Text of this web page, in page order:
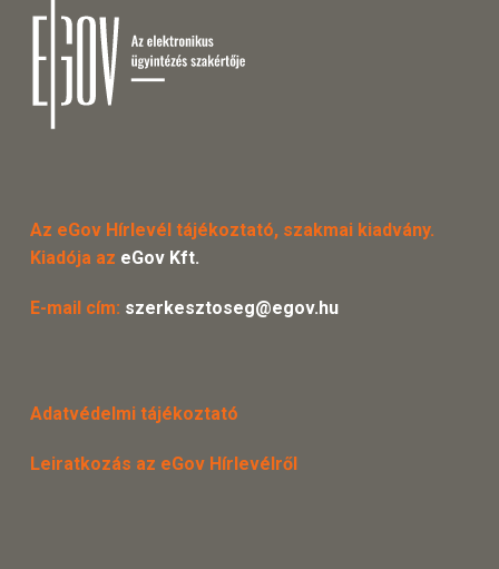
Az eGov Hírlevél tájékoztató, szakmai kiadvány.
Kiadója az eGov Kft.
E-mail cím: szerkesztoseg@egov.hu
Adatvédelmi tájékoztató
Leiratkozás az eGov Hírlevélről